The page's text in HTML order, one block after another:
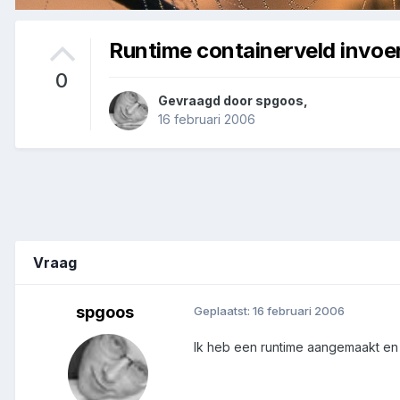
0
Runtime containerveld
Gevraagd door spgoos
16 februari 2006
Vraag
spgoos Geplaatst: 16 februari 2006
Ik heb een runtime aangemaakt